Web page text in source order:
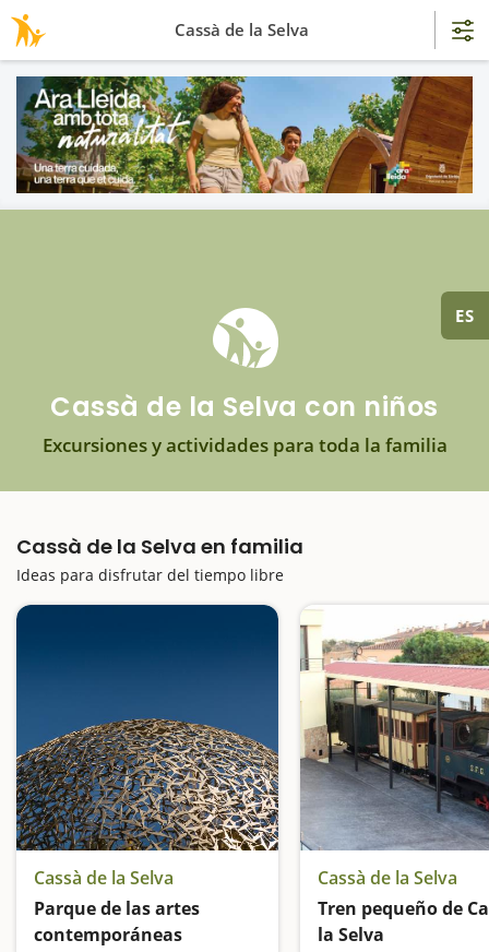
ES
Cassà de la Selva con niños
Excursiones y actividades para toda la familia
Cassà de la Selva en familia
Ideas para disfrutar del tiempo libre
Cassà de la Selva
Parque de las artes
contemporáneas
Cassà de la Selva
Tren pequeño de
la Selva
Cassà de la Selva